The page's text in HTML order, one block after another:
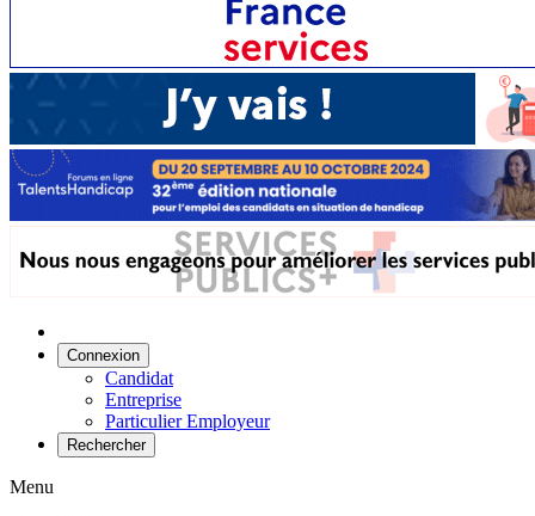
Connexion
Candidat
Entreprise
Particulier Employeur
Rechercher
Menu